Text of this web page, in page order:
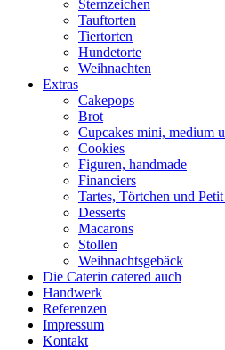
Sternzeichen
Tauftorten
Tiertorten
Hundetorte
Weihnachten
Extras
Cakepops
Brot
Cupcakes mini, medium
Cookies
Figuren, handmade
Financiers
Tartes, Törtchen und
Desserts
Macarons
Stollen
Weihnachtsgebäck
Die Caterin catered auch
Handwerk
Referenzen
Impressum
Kontakt